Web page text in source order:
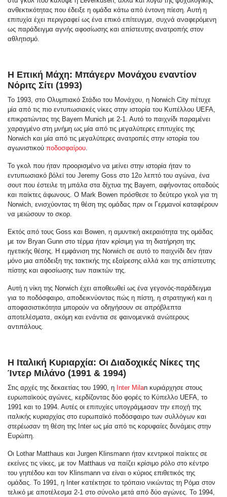
ανθεκτικότητας που έδειξε η ομάδα κάτω από έντονη πίεση. Αυτή η
επιτυχία έχει περιγραφεί ως ένα επικό επίτευγμα, συχνά αναφερόμενη
ως παράδειγμα αγνής αφοσίωσης και απίστευτης ανατροπής στον
αθλητισμό.
Η Επική Μάχη: Μπάγερν Μονάχου εναντίον
Νόριτς Σίτι (1993)
Το 1993, στο Ολυμπιακό Στάδιο του Μονάχου, η Norwich City πέτυχε
μία από τις πιο εντυπωσιακές νίκες στην ιστορία του Κυπέλλου UEFA,
επικρατώντας της Bayern Munich με 2-1. Αυτό το παιχνίδι παραμένει
χαραγμένο στη μνήμη ως μία από τις μεγαλύτερες επιτυχίες της
Norwich και μία από τις μεγαλύτερες ανατροπές στην ιστορία του
αγωνιστικού ποδοσφαίρου
Το γκολ που ήταν προορισμένο να μείνει στην ιστορία ήταν το
εντυπωσιακό βόλεϊ του Jeremy Goss στο 12ο λεπτό του αγώνα, ένα
σουτ που έστειλε τη μπάλα στα δίχτυα της Bayern, αφήνοντας οπαδούς
και παίκτες άφωνους. Ο Mark Bowen πρόσθεσε το δεύτερο γκολ για τη
Norwich, ενισχύοντας τη θέση της ομάδας πριν οι Γερμανοί καταφέρουν
να μειώσουν το σκορ.
Εκτός από τους Goss και Bowen, η αμυντική ακεραιότητα της ομάδας
με τον Bryan Gunn στο τέρμα ήταν κρίσιμη για τη διατήρηση της
ηγετικής θέσης. Η εμφάνιση της Norwich σε αυτό το παιχνίδι δεν ήταν
μόνο μια απόδειξη της τακτικής της εξαίρεσης αλλά και της απίστευτης
πίστης και αφοσίωσης των παικτών της.
Αυτή η νίκη της Norwich έχει αποθεωθεί ως ένα γεγονός-παράδειγμα
για το ποδόσφαιρο, αποδεικνύοντας πώς η πίστη, η στρατηγική και η
αποφασιστικότητα μπορούν να οδηγήσουν σε απρόβλεπτα
αποτελέσματα, ακόμη και ενάντια σε φαινομενικά ανώτερους
αντιπάλους.
Η Ιταλική Κυριαρχία: Οι Διαδοχικές Νίκες της
Ίντερ Μιλάνο (1991 & 1994)
Στις αρχές της δεκαετίας του 1990, η Inter Milan κυριάρχησε στους
ευρωπαϊκούς αγώνες, κερδίζοντας δύο φορές το Κύπελλο UEFA, το
1991 και το 1994. Αυτές οι επιτυχίες υπογράμμισαν την εποχή της
ιταλικής κυριαρχίας στο ευρωπαϊκό ποδόσφαιρο των συλλόγων και
στερέωσαν τη θέση της Inter ως μία από τις κορυφαίες δυνάμεις στην
Ευρώπη.
Οι Lothar Matthaus και Jurgen Klinsmann ήταν κεντρικοί παίκτες σε
εκείνες τις νίκες, με τον Matthaus να παίζει κρίσιμο ρόλο στο κέντρο
του γηπέδου και τον Klinsmann να είναι ο κύριος επιθετικός της
ομάδας. Το 1991, η Inter κατέκτησε το τρόπαιο νικώντας τη Ρόμα στον
τελικό με αποτέλεσμα 2-1 στο σύνολο μετά από δύο αγώνες. Το 1994,